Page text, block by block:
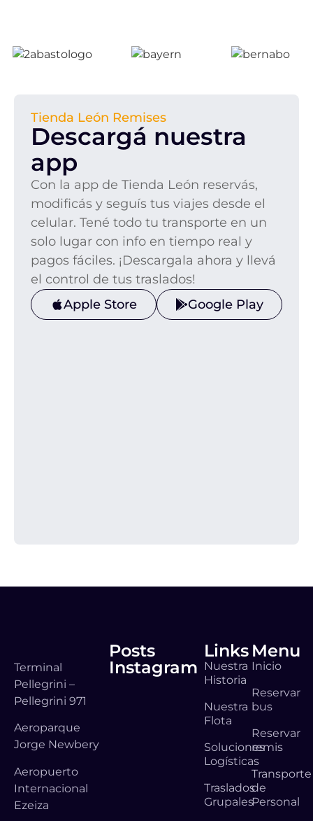
Tienda León Remises
Descargá nuestra
app
Con la app de Tienda León reservás,
modificás y seguís tus viajes desde el
celular. Tené todo tu transporte en un
solo lugar con info en tiempo real y
pagos fáciles. ¡Descargala ahora y llevá
el control de tus traslados!
Apple Store
Google Play
Terminal
Pellegrini –
Pellegrini 971
Aeroparque
Jorge Newbery
Aeropuerto
Internacional
Ezeiza
Links
Nuestra
Historia
Nuestra
Flota
Soluciones
Logísticas
Traslados
Grupales
Menu
Inicio
Reservar
bus
Reservar
remis
Transporte
de
Personal
Posts
Instagram